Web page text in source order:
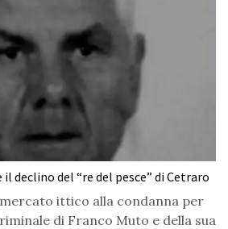
il declino del “re del pesce” di Cetraro
ittico alla condanna per
di Franco Muto e della sua